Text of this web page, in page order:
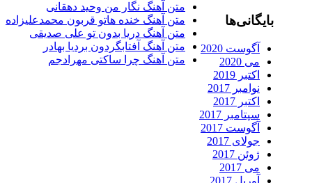
متن آهنگ نگار من وحید دهقانی
متن آهنگ خنده هاتو قربون محمدعلیزاده
متن آهنگ دریا بدون تو علی صدیقی
متن آهنگ آفتابگردون بردیا بهادر
متن آهنگ چرا ساکتی مهرادجم
آگوست 2020
سپتامبر 2017
آگوست 2017